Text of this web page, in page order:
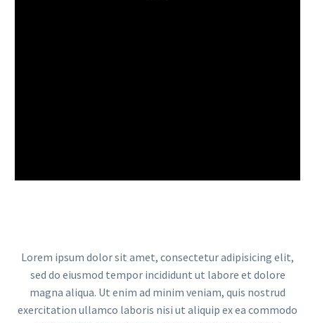
Lorem ipsum dolor sit amet, consectetur adipisicing elit,
sed do eiusmod tempor incididunt ut labore et dolore
magna aliqua. Ut enim ad minim veniam, quis nostrud
exercitation ullamco laboris nisi ut aliquip ex ea commodo